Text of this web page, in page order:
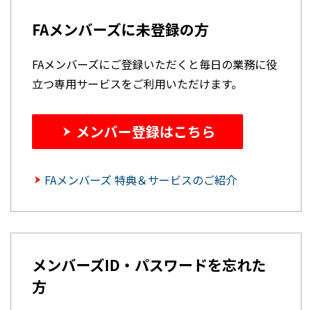
FAメンバーズに未登録の方
FAメンバーズにご登録いただくと毎日の業務に役
立つ専用サービスをご利用いただけます。
メンバー登録はこちら
FAメンバーズ 特典＆サービスのご紹介
メンバーズID・パスワードを忘れた
方